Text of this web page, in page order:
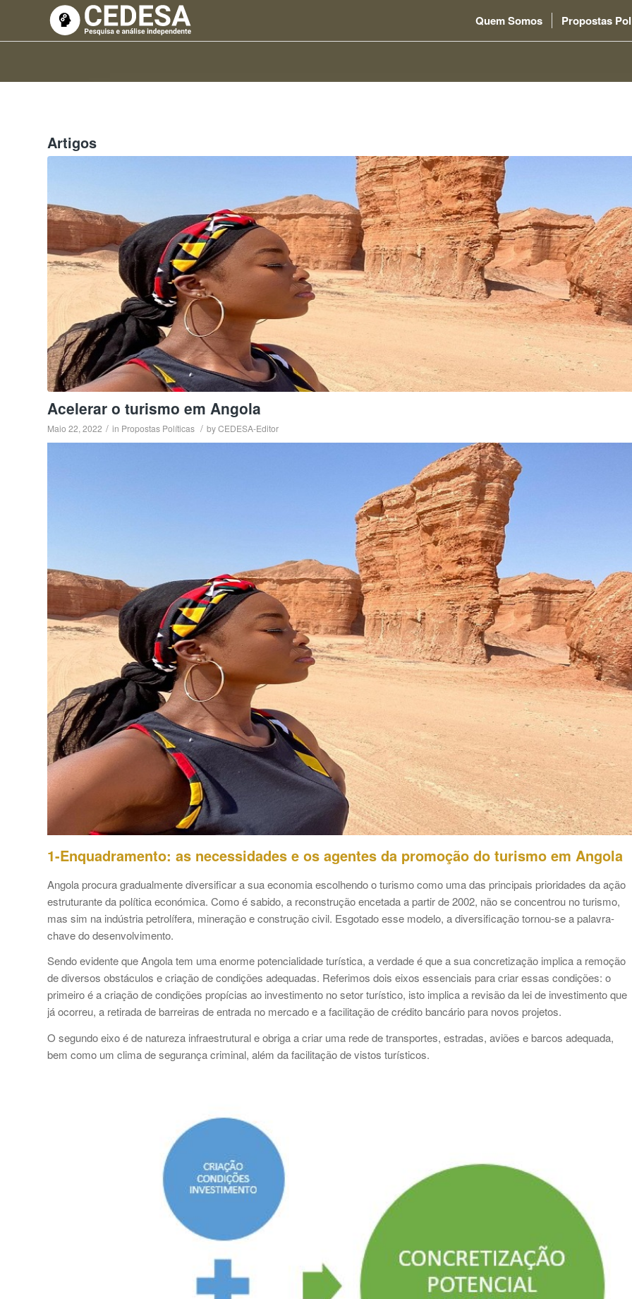
Quem Somos Propostas
Artigos
Acelerar o turismo em Angola
Maio 22, 2022 / in Propostas Políticas / byCEDESA-Editor
1-Enquadramento: as necessidades e os agentes da promoção do turismo em Angola
Angola procura gradualmente diversificar a sua economia escolhendo o turismo como uma das principais prioridades da ação
estruturante da política económica. Como é sabido, a reconstrução encetada a partir de 2002, não se concentrou no turismo,
mas sim na indústria petrolífera, mineração e construção civil. Esgotado esse modelo, a diversificação tornou-se a palavra-
chave do desenvolvimento.
Sendo evidente que Angola tem uma enorme potencialidade turística, a verdade é que a sua concretização implica a remoção
de diversos obstáculos e criação de condições adequadas. Referimos dois eixos essenciais para criar essas condições: o
primeiro é a criação de condições propícias ao investimento no setor turístico, isto implica a revisão da lei de investimento que
já ocorreu, a retirada de barreiras de entrada no mercado e a facilitação de crédito bancário para novos projetos.
O segundo eixo é de natureza infraestrutural e obriga a criar uma rede de transportes, estradas, aviões e barcos adequada,
bem como um clima de segurança criminal, além da facilitação de vistos turísticos.